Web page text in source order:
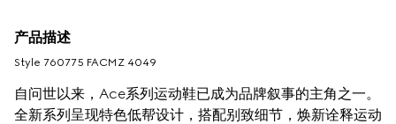
产品描述
Style ‎760775 FACMZ 4049
自问世以来，Ace系列运动鞋已成为品牌叙事的主角之一。
全新系列呈现特色低帮设计，搭配别致细节，焕新诠释运动